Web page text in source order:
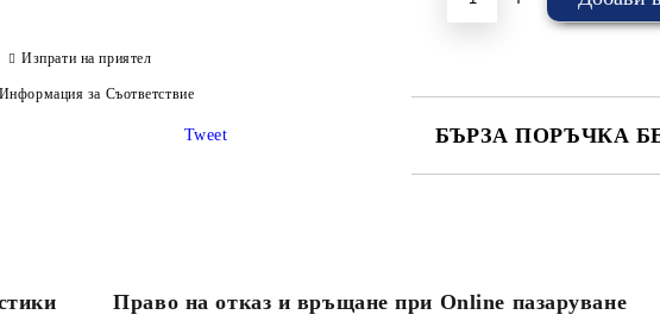
БЪРЗА ПОРЪЧКА
Съгласен съм с
Изпрати на приятел
Информация за Съответствие
Tweet
Право на отказ и връщане при Online пазаруване